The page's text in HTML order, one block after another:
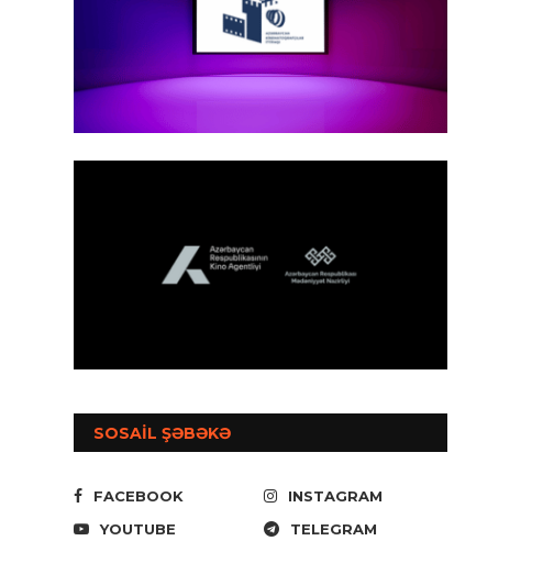
ÖZBƏKİSTAN KİNOSU
“MOLLA NƏSRƏDDİN:
İyul 6, 2026
SOSAİL ŞƏBƏKƏ
FACEBOOK
INSTAGRAM
YOUTUBE
TELEGRAM